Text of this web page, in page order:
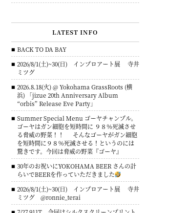
LATEST INFO
BACK TO DA BAY
2026/8/1(土)~30(日) インプロアート展 寺井
ミツグ
2026.8.18(火) @ Yokohama GrassRoots (横
浜) 「jizue 20th Anniversary Album
“orbis” Release Eve Party」
Summer Special Menu ゴーヤチャンプル。
ゴーヤはガン細胞を短時間に ９８％死滅させ
る脅威の野菜！！ そんなゴーヤがガン細胞
を短時間に９８％死滅させる！というのには
驚きです。今回は脅威の野菜『ゴーヤ』
30年のお祝いにYOKOHAMA BEER さんの計
らいでBEERを作っていただきました
2026/8/1(土)~30(日) インプロアート展 寺井
ミツグ @ronnie_terai